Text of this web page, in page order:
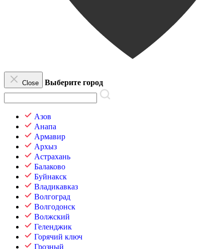
Close Выберите город
Азов
Анапа
Армавир
Архыз
Астрахань
Балаково
Буйнакск
Владикавказ
Волгоград
Волгодонск
Волжский
Геленджик
Горячий ключ
Грозный